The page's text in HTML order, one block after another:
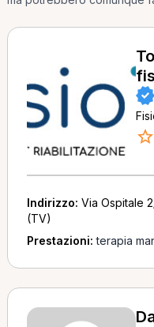
Indirizzo: Via Ospitale
(TV)
Prestazioni:terapia